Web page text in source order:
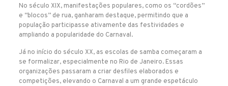
No século XIX, manifestações populares, como os “cordões”
e “blocos” de rua, ganharam destaque, permitindo que a
população participasse ativamente das festividades e
ampliando a popularidade do Carnaval.
Já no início do século XX, as escolas de samba começaram a
se formalizar, especialmente no Rio de Janeiro. Essas
organizações passaram a criar desfiles elaborados e
competições, elevando o Carnaval a um grande espetáculo